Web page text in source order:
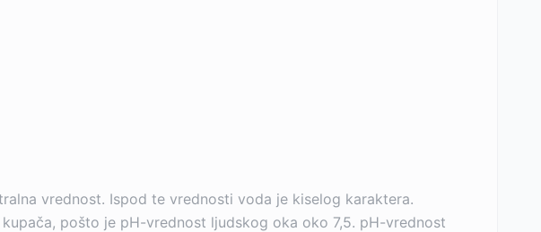
vrednost. Ispod te vrednosti voda je kiselog karaktera.
pošto je pH-vrednost ljudskog oka oko 7,5. pH-vrednost